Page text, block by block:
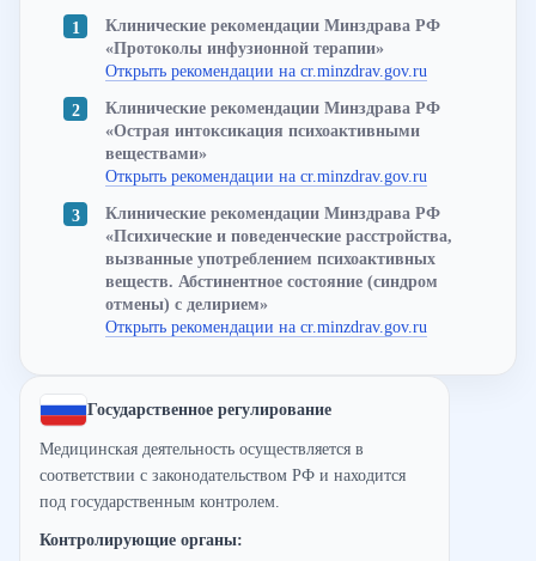
Клинические рекомендации Минздрава РФ
«Протоколы инфузионной терапии»
Открыть рекомендации на cr.minzdrav.gov.ru
Клинические рекомендации Минздрава РФ
«Острая интоксикация психоактивными
веществами»
Открыть рекомендации на cr.minzdrav.gov.ru
Клинические рекомендации Минздрава РФ
«Психические и поведенческие расстройства,
вызванные употреблением психоактивных
веществ. Абстинентное состояние (синдром
отмены) с делирием»
Открыть рекомендации на cr.minzdrav.gov.ru
Государственное регулирование
Медицинская деятельность осуществляется в
соответствии с законодательством РФ и находится
под государственным контролем.
Контролирующие органы: